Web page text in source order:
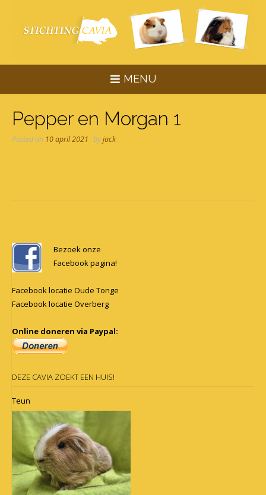
content
MENU
Pepper en Morgan 1
Posted on 10 april 2021 byjack
navigation
Bezoek onze
Facebook pagina!
Facebook locatie Oude Tonge
Facebook locatie Overberg
Online doneren via Paypal:
DEZE CAVIA ZOEKT EEN HUIS!
Teun